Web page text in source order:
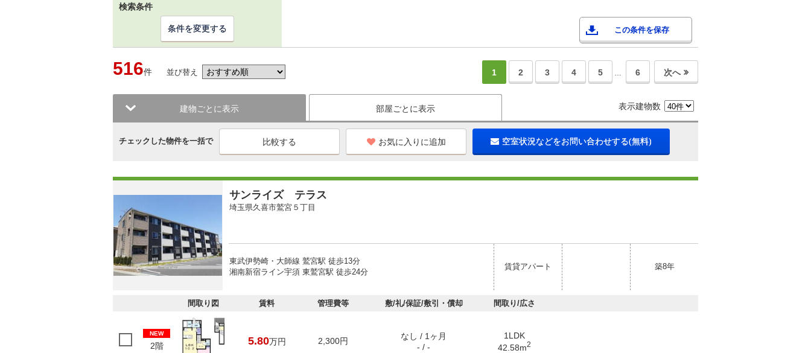
検索条件
この条件を保存
条件を変更する
516件 並び替え 1 2 3 4 5 … 6 次へ
建物ごとに表示 部屋ごとに表示 表示建物数
チェックした物件を一括で お気に入りに追加 空室状況などをお問い合わせする(無料)
サンライズ テラス
埼玉県久喜市鷲宮５丁目
東武伊勢崎・大師線 鷲宮駅 徒歩13分
湘南新宿ライン宇須 東鷲宮駅 徒歩24分
賃貸アパート 築8年
間取り図 賃料 管理費等 敷/礼/保証/敷引・償却 間取り/広さ
NEW
2階 5.80万円 2,300円
なし / 1ヶ月
- / -
1LDK
42.58m2